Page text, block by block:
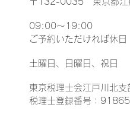
09:00～19:00
ご予約いただければ休
土曜日、日曜日、祝日
東京税理士会江戸川北支
税理士登録番号：91865